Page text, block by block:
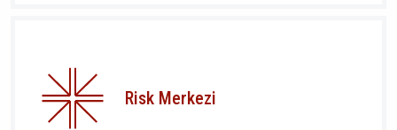
Risk Merkezi